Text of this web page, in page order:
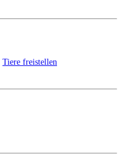
Tiere freistellen